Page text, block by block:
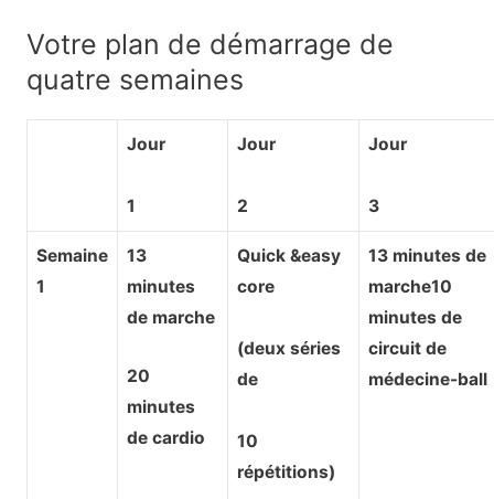
Votre plan de démarrage de
quatre semaines
Jour
1
Jour
2
Jour
3
Semaine
1
13
minutes
de marche
20
minutes
de cardio
Quick &easy
core
(deux séries
de
10
répétitions)
13 minutes de
marche10
minutes de
circuit de
médecine-ball